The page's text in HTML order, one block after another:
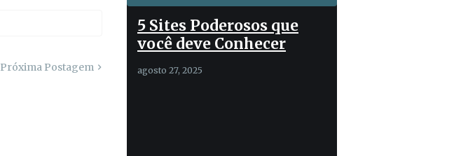
Próxima Postagem
5 Sites Poderosos que
você deve Conhecer
agosto 27, 2025